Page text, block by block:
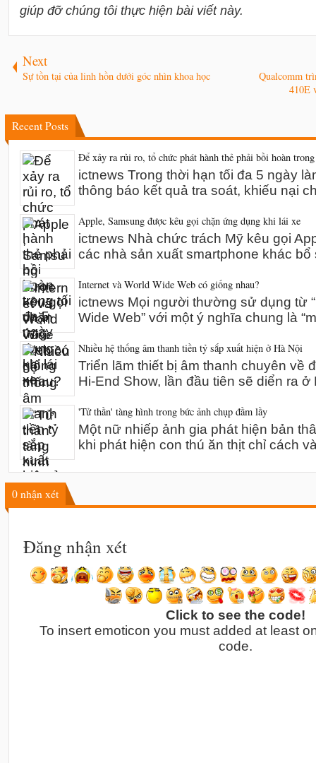
giúp đỡ chúng tôi thực hiện bài viết này.
Next
Sự tồn tại của linh hồn dưới góc nhìn khoa học
Qualcomm
410E
Recent Posts
Để xảy ra rủi ro, tổ chức phát hành thẻ phải bồi hoàn
ictnews Trong thời hạn tối đa 5 ngày
thông báo kết quả tra soát, khiếu nại
Apple, Samsung được kêu gọi chặn ứng dụng khi lái xe
ictnews Nhà chức trách Mỹ kêu gọi
các nhà sản xuất smartphone khác bổ
Internet và World Wide Web có giống nhau?
ictnews Mọi người thường sử dụng từ
Wide Web” với một ý nghĩa chung là
Nhiều hệ thống âm thanh tiền tỷ sắp xuất hiện ở Hà Nội
Triển lãm thiết bị âm thanh chuyên về
Hi-End Show, lần đầu tiên sẽ diển ra
'Tử thần' tàng hình trong bức ảnh chụp đầm lầy
Một nữ nhiếp ảnh gia phát hiện bản
khi phát hiện con thú ăn thịt chỉ cách
0 nhận xét
Đăng nhận xét
Click to see the code!
To insert emoticon you must added at least
code.